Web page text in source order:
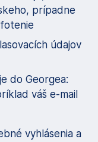
prípadne
údajov
do Georgea:
váš e-mail
vyhlásenia a